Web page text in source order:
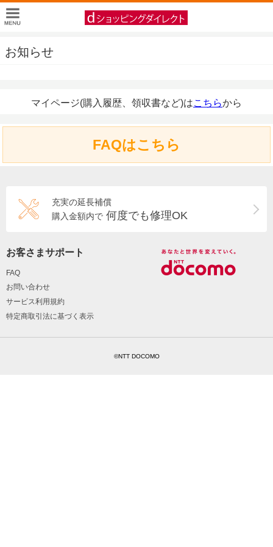
お知らせ
マイページ(購入履歴、領収書など)はこちらから
FAQはこちら
充実の延長補償
購入金額内で 何度でも修理OK
お客さまサポート
FAQ
お問い合わせ
サービス利用規約
特定商取引法に基づく表示
©NTT DOCOMO